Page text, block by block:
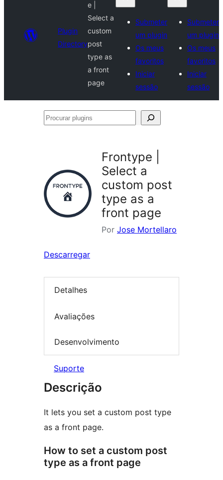
Plugin
Directory
e |
Select a
custom
post
type as
a front
page
Submeter
um plugin
Os meus
favoritos
Iniciar
sessão
Submeter
um plugin
Os meus
favoritos
Iniciar
sessão
Procurar
Frontype |
Select a
custom post
type as a
front page
Por Jose Mortellaro
Descarregar
Detalhes
Avaliações
Desenvolvimento
Suporte
Descrição
It lets you set a custom post type
as a front page.
How to set a custom post
type as a front page